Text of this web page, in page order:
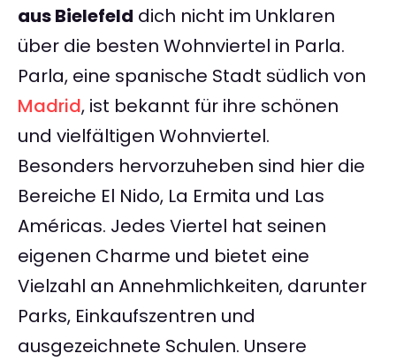
aus Bielefeld dich nicht im Unklaren
über die besten Wohnviertel in Parla.
Parla, eine spanische Stadt südlich von
Madrid, ist bekannt für ihre schönen
und vielfältigen Wohnviertel.
Besonders hervorzuheben sind hier die
Bereiche El Nido, La Ermita und Las
Américas. Jedes Viertel hat seinen
eigenen Charme und bietet eine
Vielzahl an Annehmlichkeiten, darunter
Parks, Einkaufszentren und
ausgezeichnete Schulen. Unsere